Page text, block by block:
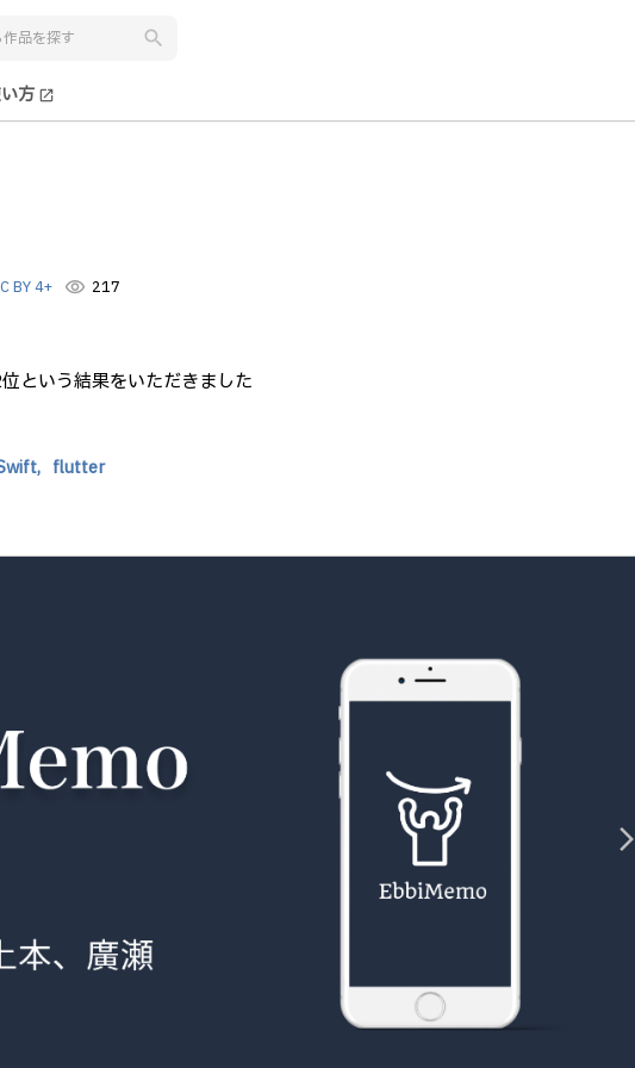
search
方 open_in_new
BY 4+ visibility 217
という結果をいただきました
flutter
arrow_forward_ios